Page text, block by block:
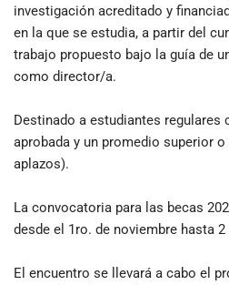
investigación acreditado y
en la que se estudia, a partir del
trabajo propuesto bajo la guía de
como director/a.
Destinado a estudiantes regulares
aprobada y un promedio superior
aplazos).
La convocatoria para las becas
desde el 1ro. de noviembre hasta
El encuentro se llevará a cabo el